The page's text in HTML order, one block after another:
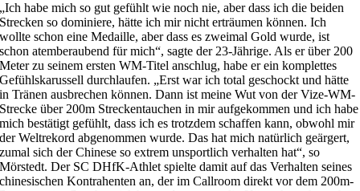
„Ich habe mich so gut gefühlt wie noch nie, aber dass ich die beiden
Strecken so dominiere, hätte ich mir nicht erträumen können. Ich
wollte schon eine Medaille, aber dass es zweimal Gold wurde, ist
schon atemberaubend für mich“, sagte der 23-Jährige. Als er über 200
Meter zu seinem ersten WM-Titel anschlug, habe er ein komplettes
Gefühlskarussell durchlaufen. „Erst war ich total geschockt und hätte
in Tränen ausbrechen können. Dann ist meine Wut von der Vize-WM-
Strecke über 200m Streckentauchen in mir aufgekommen und ich habe
mich bestätigt gefühlt, dass ich es trotzdem schaffen kann, obwohl mir
der Weltrekord abgenommen wurde. Das hat mich natürlich geärgert,
zumal sich der Chinese so extrem unsportlich verhalten hat“, so
Mörstedt. Der SC DHfK-Athlet spielte damit auf das Verhalten seines
chinesischen Kontrahenten an, der im Callroom direkt vor dem 200m-